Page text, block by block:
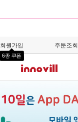
회원가입
6종 쿠폰
주문조회